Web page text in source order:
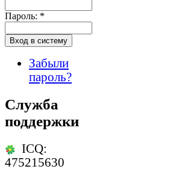
Пароль: *
Забыли
пароль?
Служба
поддержки
ICQ:
475215630